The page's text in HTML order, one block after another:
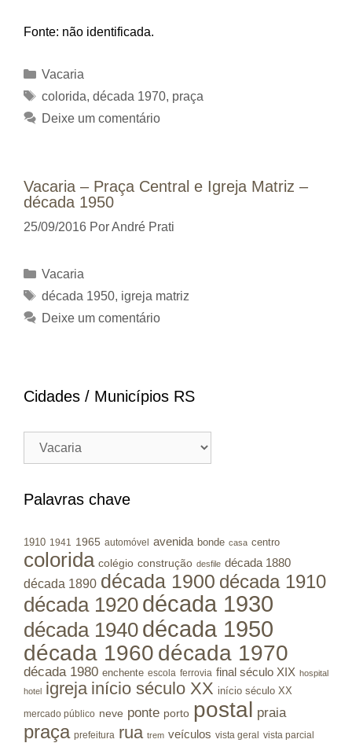
Fonte: não identificada.
Categorias
Vacaria
Tags
colorida, década 1970, praça
Deixe um comentário
Vacaria – Praça Central e Igreja Matriz –
década 1950
25/09/2016 PorAndré Prati
Categorias
Vacaria
Tags
década 1950, igreja matriz
Deixe um comentário
Cidades / Municípios RS
Cidades
Municípios
Palavras chave
1910 1941 1965 automóvel avenida bonde casa centro
colorida colégio construção desfile década 1880
década 1890 década 1900 década 1910
década 1920 década 1930
década 1940 década 1950
década 1960 década 1970
década 1980 enchente escola ferrovia final século XIX hospital
hotel igreja início século XX início século XX
mercado público neve ponte porto postal praia
praça prefeitura rua trem veículos vista geral vista parcial